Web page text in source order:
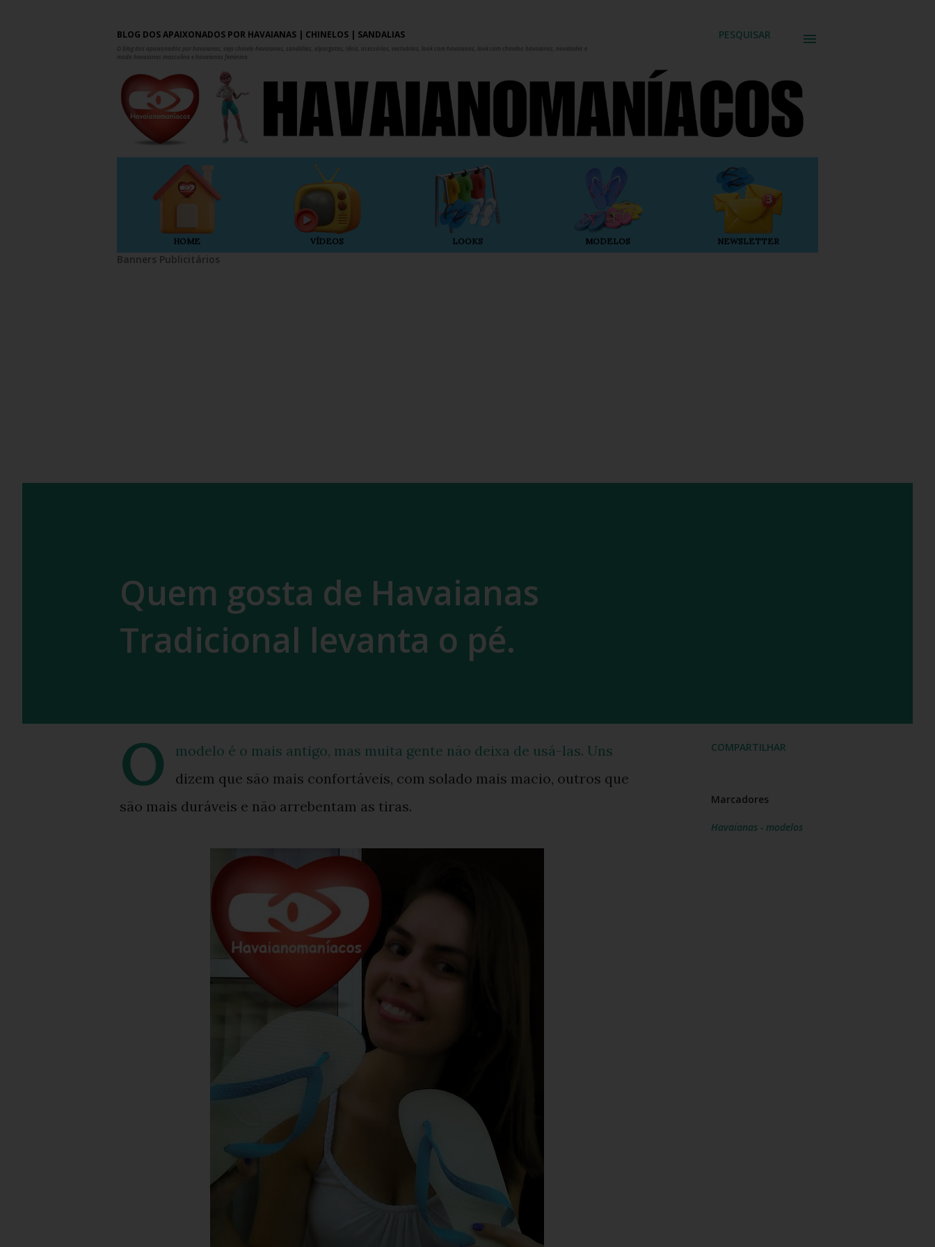
BLOG DOS APAIXONADOS POR HAVAIANAS | CHINELOS | SANDÁLIAS
O blog dos apaixonados por havaianas, seja chinelo havaianas, sandálias, alpargatas, tênis, acessórios, vestuários, look com havaianas, look com chinelos havaianas, novidades e
moda havaianas masculina e havaianas feminina.
PESQUISAR
HOME VÍDEOS LOOKS MODELOS NEWSLETTER
Banners Publicitários
Quem gosta de Havaianas
Tradicional levanta o pé.
O
modelo é o mais antigo, mas muita gente não deixa de usá-las. Uns
dizem que são mais confortáveis, com solado mais macio, outros que
são mais duráveis e não arrebentam as tiras.
COMPARTILHAR
Marcadores
Havaianas - modelos